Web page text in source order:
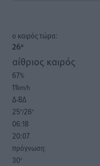
o καιρός τώρα:
26°
αίθριος καιρός
67%
11km/h
Δ-ΒΔ
25°/26°
06:18
20:07
πρόγνωση:
30°